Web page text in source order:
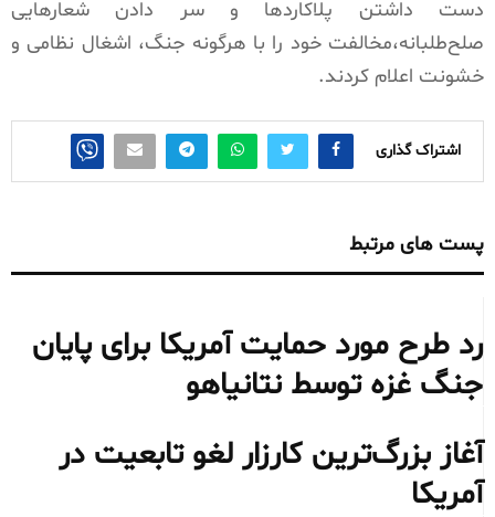
دست داشتن پلاکاردها و سر دادن شعارهایی
صلح‌طلبانه،مخالفت خود را با هرگونه جنگ، اشغال نظامی و
خشونت اعلام کردند.
اشتراک گذاری
پست های مرتبط
رد طرح مورد حمایت آمریکا برای پایان
جنگ غزه توسط نتانیاهو
آغاز بزرگ‌ترین کارزار لغو تابعیت در
آمریکا